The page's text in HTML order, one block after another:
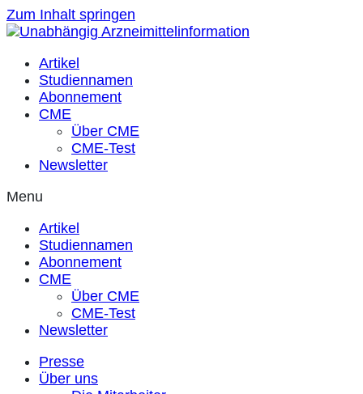
Zum Inhalt springen
Artikel
Studiennamen
Abonnement
CME
Über CME
CME-Test
Newsletter
Menu
Artikel
Studiennamen
Abonnement
CME
Über CME
CME-Test
Newsletter
Presse
Über uns